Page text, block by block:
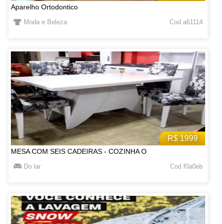
Aparelho Ortodontico
Moda e Beleza Cod a61114
R$ 1999
MESA COM SEIS CADEIRAS - COZINHA O
Do lar Cod f0a0eb